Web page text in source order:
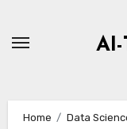
AI-
Home
Data